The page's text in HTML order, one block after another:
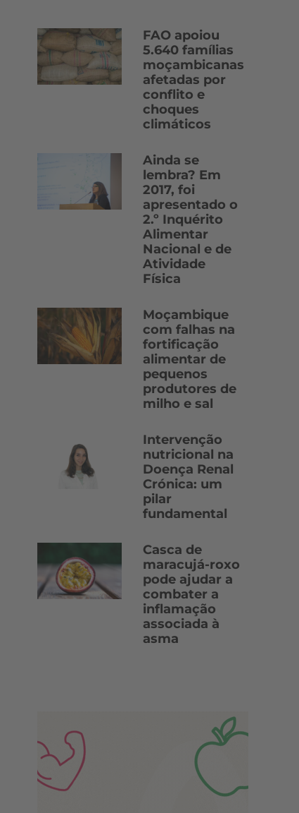
FAO apoiou
5.640 famílias
moçambicanas
afetadas por
conflito e
choques
climáticos
Ainda se
lembra? Em
2017, foi
apresentado o
2.º Inquérito
Alimentar
Nacional e de
Atividade
Física
Moçambique
com falhas na
fortificação
alimentar de
pequenos
produtores de
milho e sal
Intervenção
nutricional na
Doença Renal
Crónica: um
pilar
fundamental
Casca de
maracujá-roxo
pode ajudar a
combater a
inflamação
associada à
asma